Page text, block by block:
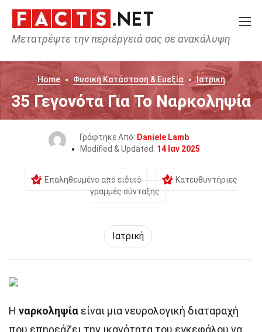
Μετατρέψτε την περιέργειά σας σε ανακάλυψη
Home Φυσική Κατάσταση & Ευεξία Ιατρική
35 Γεγονότα Για Το Ναρκοληψία
Γράφτηκε Από: Daniele Lamb
Modified & Updated: 14 Ιαν 2025
Επαληθευμένο από ειδικό
Κατευθυντήριες
γραμμές σύνταξης
Ιατρική
Η ναρκοληψία είναι μια νευρολογική διαταραχή
που επηρεάζει την ικανότητα του εγκεφάλου να